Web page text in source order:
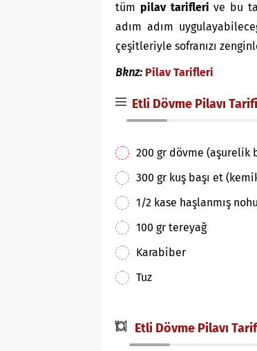
tüm pilav tarifleri ve bu
adım adım
çeşitleriyle sofranızı
Bknz: Pilav Tarifleri
Etli Dövme Pilavı
200 gr dövme (aşurelik
300 gr kuş başı et
1/2 kase haşlanmış
100 gr tereyağ
Karabiber
Tuz
Etli Dövme Pilavı